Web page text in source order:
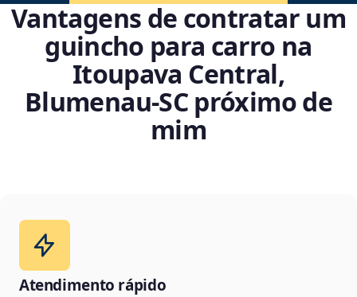
Vantagens de contratar um
guincho para carro na
Itoupava Central,
Blumenau‑SC próximo de
mim
Atendimento rápido